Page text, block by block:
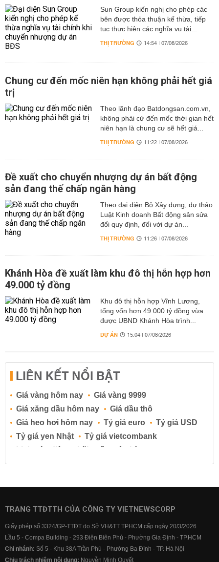
Sun Group kiến nghị cho phép các
bên được thỏa thuận kế thừa, tiếp
tục thực hiện các nghĩa vụ tài...
THỊ TRƯỜNG 14:54 | 07/08/2026
Chung cư đến mốc niên hạn không phải hết giá
trị
Theo lãnh đạo Batdongsan.com.vn,
không phải cứ đến mốc thời gian hết
niên hạn là chung cư sẽ hết giá...
THỊ TRƯỜNG 11:22 | 07/08/2026
Đề xuất cho chuyển nhượng dự án bất động
sản đang thế chấp ngân hàng
Theo đại diện Bộ Xây dựng, dự thảo
Luật Kinh doanh Bất động sản sửa
đổi quy định, đối với dự án...
THỊ TRƯỜNG 11:26 | 07/08/2026
Khánh Hòa đề xuất làm khu đô thị hỗn hợp hơn
49.000 tỷ đồng
Khu đô thị hỗn hợp Vĩnh Lương,
tổng vốn hơn 49.000 tỷ đồng vừa
được UBND Khánh Hòa trình...
DỰ ÁN 15:04 | 07/08/2026
LIÊN KẾT NỔI BẬT
Giá vàng hôm nay
Giá vàng 9999
Giá xăng dầu hôm nay
Giá dầu thô
Giá heo hơi hôm nay
Tỷ giá euro
Tỷ giá USD
Tỷ giá yen Nhật
Tỷ giá vietcombank
Lịch cúp điện
Lãi suất ngân hàng
Lãi suất tiết kiệm
Lãi suất tiền gửi
Lãi suất ngân hàng BIDV
Lãi suất ngân hàng Vietcombank
TRANG TTĐTTH CỦA CÔNG TY VIETNEWSCORP
Giấy phép số 3324/GP-TTĐT do Sở VH&TT TPHCM cấp ngày 20/3/2026
Lầu 5 - Compa Building - 293 Điện Biên Phủ - Phường Gia Định - TP.HCM
Chi nhánh: Số 5 - Khu 38A Trần Phú - Phường Ba Đình - TP. Hà Nội
Chịu trách nhiệm nội dung: Nguyễn Minh Quyết